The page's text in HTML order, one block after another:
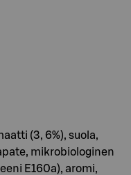
(3, 6%), suola,
mikrobiologinen
E160a), aromi,